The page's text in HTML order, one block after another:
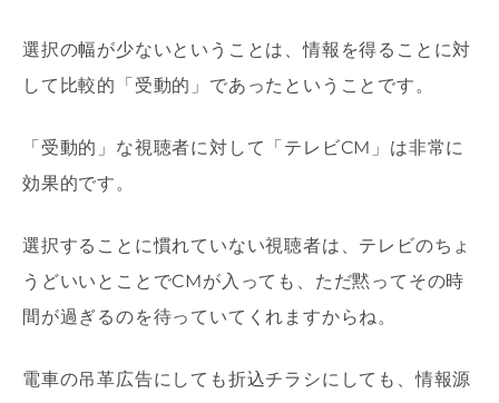
選択の幅が少ないということは、情報を得ることに対
して比較的「受動的」であったということです。
「受動的」な視聴者に対して「テレビCM」は非常に
効果的です。
選択することに慣れていない視聴者は、テレビのちょ
うどいいとことでCMが入っても、ただ黙ってその時
間が過ぎるのを待っていてくれますからね。
電車の吊革広告にしても折込チラシにしても、情報源